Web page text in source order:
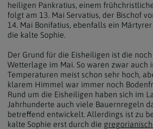
heiligen Pankratius, einem
folgt am 13. Mai Servatius, der Bischof
14. Mai Bonifatius, ebenfalls ein
die kalte Sophie.
Der Grund für die Eisheiligen ist die
Wetterlage im Mai. So waren zwar auch
Temperaturen meist schon sehr hoch,
klarem Himmel war immer noch
Rund um die Eisheiligen haben sich im
Jahrhunderte auch viele Bauernregeln
betreffend entwickelt. Allerdings ist zu
kalte Sophie erst durch die